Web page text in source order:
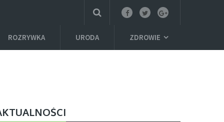
ROZRYWKA URODA ZDROWIE